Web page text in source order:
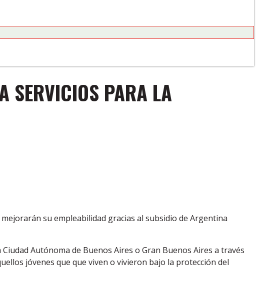
SERVICIOS PARA LA
su empleabilidad gracias al subsidio de Argentina
Autónoma de Buenos Aires o Gran Buenos Aires a través
jóvenes que que viven o vivieron bajo la protección del